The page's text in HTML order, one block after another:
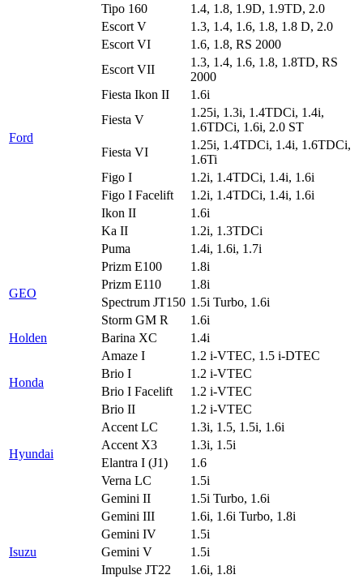
Tipo 160
1.4, 1.8, 1.9D, 1.9TD, 2.0
Ford
Escort V
1.3, 1.4, 1.6, 1.8, 1.8 D, 2.0
Escort VI
1.6, 1.8, RS 2000
Escort VII
1.3, 1.4, 1.6, 1.8, 1.8TD, RS
2000
Fiesta Ikon II
1.6i
Fiesta V
1.25i, 1.3i, 1.4TDCi, 1.4i,
1.6TDCi, 1.6i, 2.0 ST
Fiesta VI
1.25i, 1.4TDCi, 1.4i, 1.6TDCi,
1.6Ti
Figo I
1.2i, 1.4TDCi, 1.4i, 1.6i
Figo I Facelift
1.2i, 1.4TDCi, 1.4i, 1.6i
Ikon II
1.6i
Ka II
1.2i, 1.3TDCi
Puma
1.4i, 1.6i, 1.7i
GEO
Prizm E100
1.8i
Prizm E110
1.8i
Spectrum JT150 1.5i Turbo, 1.6i
Storm GM R
1.6i
Holden
Barina XC 1.4i
Honda
Amaze I
1.2 i-VTEC, 1.5 i-DTEC
Brio I
1.2 i-VTEC
Brio I Facelift
1.2 i-VTEC
Brio II
1.2 i-VTEC
Hyundai
Accent LC
1.3i, 1.5, 1.5i, 1.6i
Accent X3
1.3i, 1.5i
Elantra I (J1)
1.6
Verna LC
1.5i
Isuzu
Gemini II
1.5i Turbo, 1.6i
Gemini III
1.6i, 1.6i Turbo, 1.8i
Gemini IV
1.5i
Gemini V
1.5i
Impulse JT22
1.6i, 1.8i